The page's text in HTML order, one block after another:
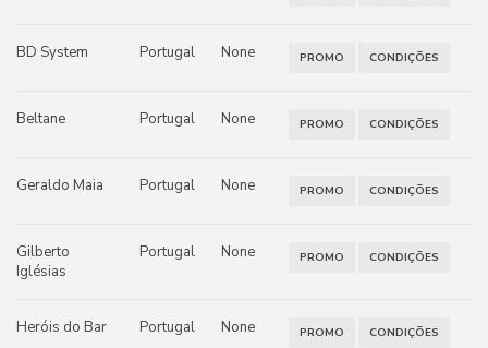
BD System Portugal None PROMO CONDIÇÕES
Beltane Portugal None PROMO CONDIÇÕES
Geraldo Maia Portugal None PROMO CONDIÇÕES
Gilberto
Iglésias
Portugal None PROMO CONDIÇÕES
Heróis do Bar Portugal None PROMO CONDIÇÕES